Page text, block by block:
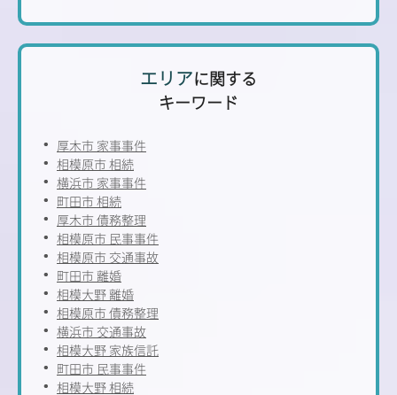
エリアに関する
キーワード
厚木市 家事事件
相模原市 相続
横浜市 家事事件
町田市 相続
厚木市 債務整理
相模原市 民事事件
相模原市 交通事故
町田市 離婚
相模大野 離婚
相模原市 債務整理
横浜市 交通事故
相模大野 家族信託
町田市 民事事件
相模大野 相続